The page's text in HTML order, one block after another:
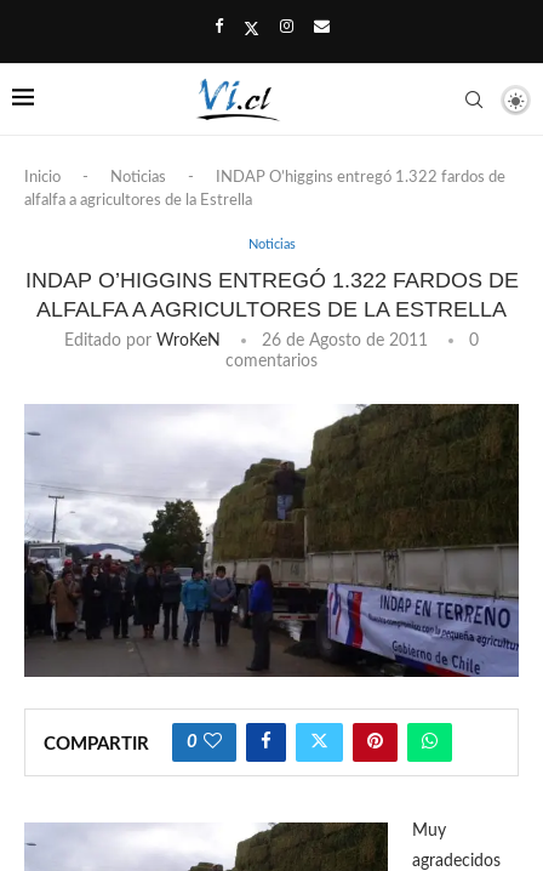
Inicio - Noticias -
INDAP O’higgins entregó 1.322 fardos de
alfalfa a agricultores de la Estrella
Noticias
INDAP O’HIGGINS ENTREGÓ 1.322 FARDOS DE
ALFALFA A AGRICULTORES DE LA ESTRELLA
Editado por WroKeN 26 de Agosto de 2011
0
comentarios
COMPARTIR 0
Muy
agradecidos